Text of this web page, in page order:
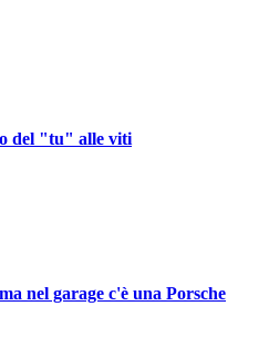
del "tu" alle viti
nel garage c'è una Porsche